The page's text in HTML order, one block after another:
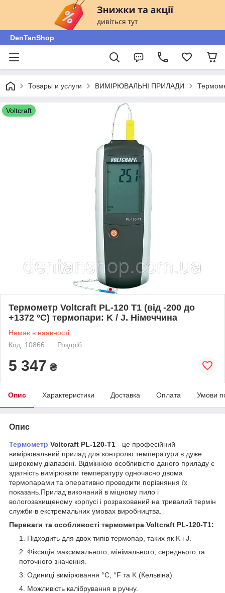
DenTanShop
Товары и услуги ВИМІРЮВАЛЬНІ ПРИЛАДИ
Voltcraft
Термометр Voltcraft PL-120 T1 (від -200 до
+1372 °C) термопари: K / J. Німеччина
Немає в наявності
Код: 10866
Роздріб
5 347 ₴
Опис Характеристики Доставка Оплата Умови
Опис
Термометр Voltcraft PL-120-T1 - це професійний
вимірювальний прилад для контролю температури в дуже
широкому діапазоні. Відмінною особливістю даного приладу є
здатність вимірювати температуру одночасно двома
термопарами та оперативно проводити порівняння їх
показань.Прилад виконаний в міцному пило і
вологозахищеному корпусі і розрахований на тривалий термін
служби в екстремальних умовах виробництва.
Переваги та особливості термометра Voltcraft PL-120-T1:
Підходить для двох типів термопар, таких як K і J.
Фіксація максимального, мінімального, середнього та
поточного значення.
Одиниці вимірювання °С, °F та K (Кельвіна).
Можливість калібрування в ручну.